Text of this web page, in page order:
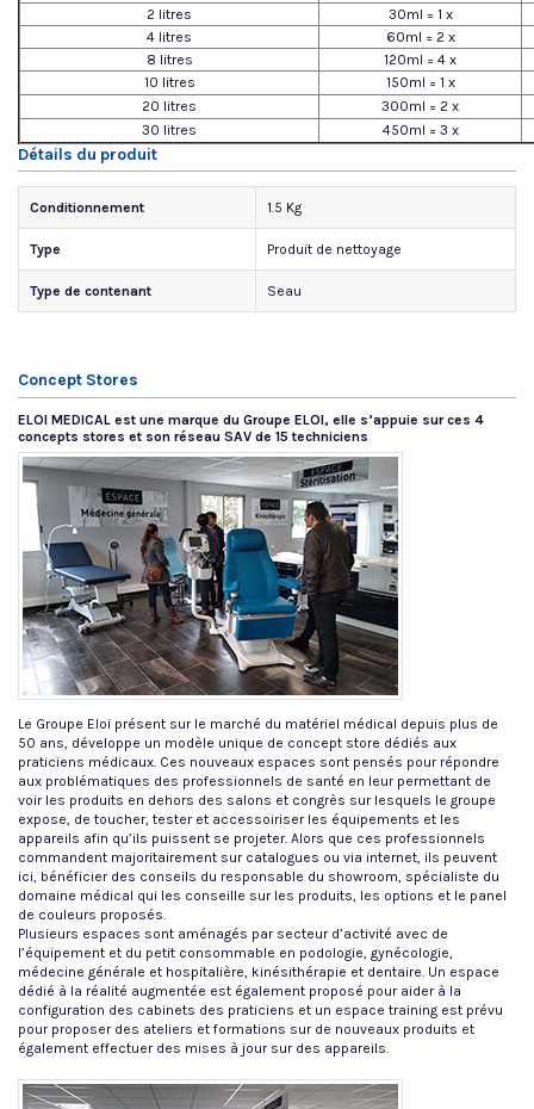
2 litres
30ml = 1 x
4 litres
60ml = 2 x
8 litres
120ml = 4 x
10 litres
150ml = 1 x
20 litres
300ml = 2 x
30 litres
450ml = 3 x
Détails du produit
Conditionnement 1.5 Kg
Type Produit de nettoyage
Type de contenant Seau
Concept Stores
ELOI MEDICAL est une marque du Groupe ELOI, elle s’appuie sur ces 4
concepts stores et son réseau SAV de 15 techniciens
Le Groupe Eloi présent sur le marché du matériel médical depuis plus de
50 ans, développe un modèle unique de concept store dédiés aux
praticiens médicaux. Ces nouveaux espaces sont pensés pour répondre
aux problématiques des professionnels de santé en leur permettant de
voir les produits en dehors des salons et congrès sur lesquels le groupe
expose, de toucher, tester et accessoiriser les équipements et les
appareils afin qu’ils puissent se projeter. Alors que ces professionnels
commandent majoritairement sur catalogues ou via internet, ils peuvent
ici, bénéficier des conseils du responsable du showroom, spécialiste du
domaine médical qui les conseille sur les produits, les options et le panel
de couleurs proposés.
Plusieurs espaces sont aménagés par secteur d’activité avec de
l’équipement et du petit consommable en podologie, gynécologie,
médecine générale et hospitalière, kinésithérapie et dentaire. Un espace
dédié à la réalité augmentée est également proposé pour aider à la
configuration des cabinets des praticiens et un espace training est prévu
pour proposer des ateliers et formations sur de nouveaux produits et
également effectuer des mises à jour sur des appareils.